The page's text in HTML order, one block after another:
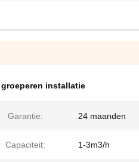
installatie
Garantie: 24 maanden
Capaciteit: 1-3m3/h